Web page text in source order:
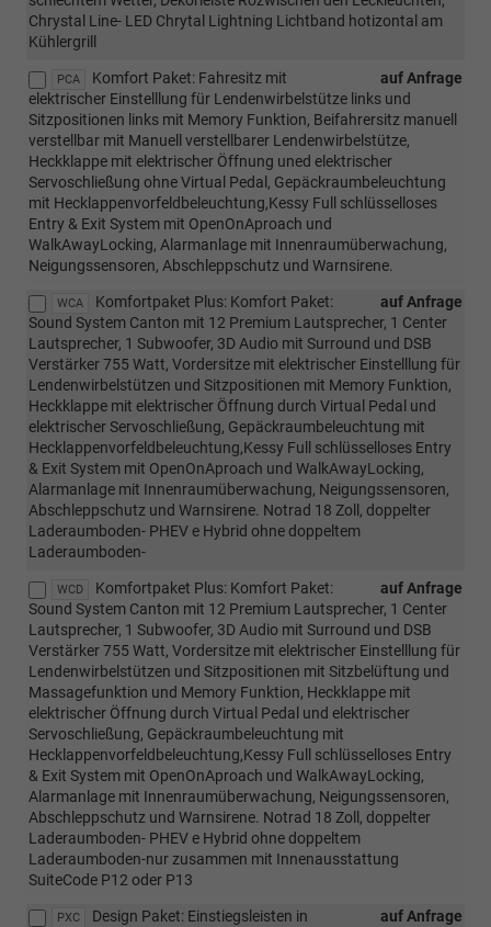
Chrystal Line- LED Chrytal Lightning Lichtband hotizontal am
Kühlergrill
PCA auf Anfrage
Komfort Paket: Fahresitz mit
elektrischer Einstelllung für Lendenwirbelstütze links und
Sitzpositionen links mit Memory Funktion, Beifahrersitz manuell
verstellbar mit Manuell verstellbarer Lendenwirbelstütze,
Heckklappe mit elektrischer Öffnung uned elektrischer
Servoschließung ohne Virtual Pedal, Gepäckraumbeleuchtung
mit Hecklappenvorfeldbeleuchtung,Kessy Full schlüsselloses
Entry & Exit System mit OpenOnAproach und
WalkAwayLocking, Alarmanlage mit Innenraumüberwachung,
Neigungssensoren, Abschleppschutz und Warnsirene.
WCA auf Anfrage
Komfortpaket Plus: Komfort Paket:
Sound System Canton mit 12 Premium Lautsprecher, 1 Center
Lautsprecher, 1 Subwoofer, 3D Audio mit Surround und DSB
Verstärker 755 Watt, Vordersitze mit elektrischer Einstelllung für
Lendenwirbelstützen und Sitzpositionen mit Memory Funktion,
Heckklappe mit elektrischer Öffnung durch Virtual Pedal und
elektrischer Servoschließung, Gepäckraumbeleuchtung mit
Hecklappenvorfeldbeleuchtung,Kessy Full schlüsselloses Entry
& Exit System mit OpenOnAproach und WalkAwayLocking,
Alarmanlage mit Innenraumüberwachung, Neigungssensoren,
Abschleppschutz und Warnsirene. Notrad 18 Zoll, doppelter
Laderaumboden- PHEV e Hybrid ohne doppeltem
Laderaumboden-
WCD auf Anfrage
Komfortpaket Plus: Komfort Paket:
Sound System Canton mit 12 Premium Lautsprecher, 1 Center
Lautsprecher, 1 Subwoofer, 3D Audio mit Surround und DSB
Verstärker 755 Watt, Vordersitze mit elektrischer Einstelllung für
Lendenwirbelstützen und Sitzpositionen mit Sitzbelüftung und
Massagefunktion und Memory Funktion, Heckklappe mit
elektrischer Öffnung durch Virtual Pedal und elektrischer
Servoschließung, Gepäckraumbeleuchtung mit
Hecklappenvorfeldbeleuchtung,Kessy Full schlüsselloses Entry
& Exit System mit OpenOnAproach und WalkAwayLocking,
Alarmanlage mit Innenraumüberwachung, Neigungssensoren,
Abschleppschutz und Warnsirene. Notrad 18 Zoll, doppelter
Laderaumboden- PHEV e Hybrid ohne doppeltem
Laderaumboden-nur zusammen mit Innenausstattung
SuiteCode P12 oder P13
PXC auf Anfrage
Design Paket: Einstiegsleisten in